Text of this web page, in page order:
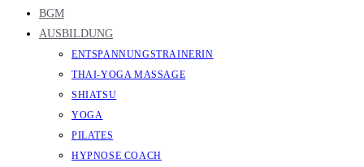
BGM
AUSBILDUNG
ENTSPANNUNGSTRAINERIN
THAI-YOGA MASSAGE
SHIATSU
YOGA
PILATES
HYPNOSE COACH